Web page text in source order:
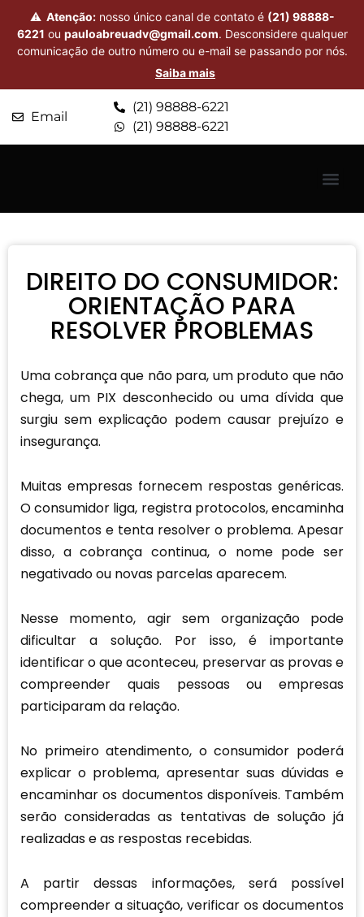
⚠ Atenção:nosso único canal de contato é (21) 98888-
6221 ou pauloabreuadv@gmail.com. Desconsidere qualquer
comunicação de outro número ou e-mail se passando por nós.
Saiba mais
Email
(21) 98888-6221
(21) 98888-6221
DIREITO DO CONSUMIDOR:
ORIENTAÇÃO PARA
RESOLVER PROBLEMAS
Uma cobrança que não para, um produto que não
chega, um PIX desconhecido ou uma dívida que
surgiu sem explicação podem causar prejuízo e
insegurança.
Muitas empresas fornecem respostas genéricas.
O consumidor liga, registra protocolos, encaminha
documentos e tenta resolver o problema. Apesar
disso, a cobrança continua, o nome pode ser
negativado ou novas parcelas aparecem.
Nesse momento, agir sem organização pode
dificultar a solução. Por isso, é importante
identificar o que aconteceu, preservar as provas e
compreender quais pessoas ou empresas
participaram da relação.
No primeiro atendimento, o consumidor poderá
explicar o problema, apresentar suas dúvidas e
encaminhar os documentos disponíveis. Também
serão consideradas as tentativas de solução já
realizadas e as respostas recebidas.
A partir dessas informações, será possível
compreender a situação, verificar os documentos